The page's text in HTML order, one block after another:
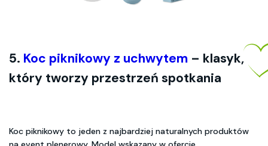
5. Koc piknikowy z uchwytem – klasyk,
który tworzy przestrzeń spotkania
Koc piknikowy to jeden z najbardziej naturalnych produktów